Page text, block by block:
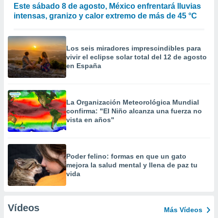
Este sábado 8 de agosto, México enfrentará lluvias
intensas, granizo y calor extremo de más de 45 °C
Los seis miradores imprescindibles para
vivir el eclipse solar total del 12 de agosto
en España
La Organización Meteorológica Mundial
confirma: "El Niño alcanza una fuerza no
vista en años"
Poder felino: formas en que un gato
mejora la salud mental y llena de paz tu
vida
Vídeos Más Vídeos